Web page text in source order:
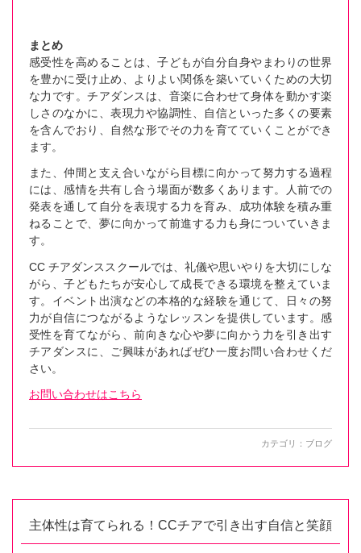
まとめ
感受性を高めることは、子どもが自分自身やまわりの世界
を豊かに受け止め、よりよい関係を築いていくための大切
な力です。チアダンスは、音楽に合わせて身体を動かす楽
しさのなかに、表現力や協調性、自信といった多くの要素
を含んでおり、自然な形でその力を育てていくことができ
ます。
また、仲間と支え合いながら目標に向かって努力する過程
には、感情を共有し合う場面が数多くあります。人前での
発表を通して自分を表現する力を育み、成功体験を積み重
ねることで、夢に向かって前進する力も身についていきま
す。
CC チアダンススクールでは、礼儀や思いやりを大切にしな
がら、子どもたちが安心して成長できる環境を整えていま
す。イベント出演などの本格的な経験を通じて、日々の努
力が自信につながるようなレッスンを提供しています。感
受性を育てながら、前向きな心や夢に向かう力を引き出す
チアダンスに、ご興味があればぜひ一度お問い合わせくだ
さい。
お問い合わせはこちら
カテゴリ： ブログ
主体性は育てられる！CCチアで引き出す自信と笑顔